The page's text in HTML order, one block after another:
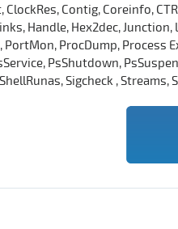
ClockRes, Contig, Coreinfo,
Handle, Hex2dec,
ProcDump, Process
PsShutdown,
Sigcheck ,